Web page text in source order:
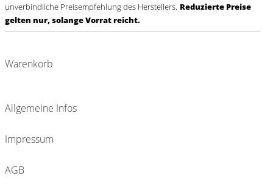
unverbindliche Preisempfehlung des Herstellers. Reduzierte Preise
gelten nur, solange Vorrat reicht.
Warenkorb
Allgemeine Infos
Impressum
AGB